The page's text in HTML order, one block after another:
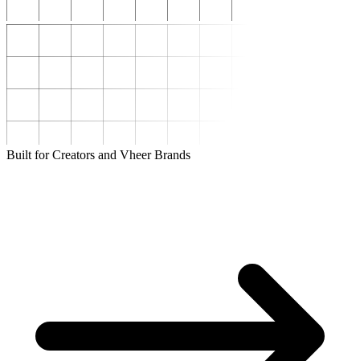
Built for Creators and Vheer Brands